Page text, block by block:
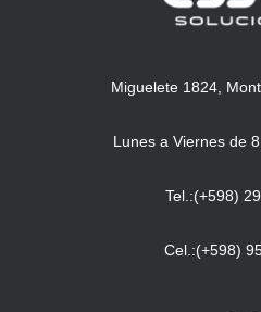
Miguelete 1824,
Lunes a Viernes de
Tel.:(+598)
Cel.:(+598)